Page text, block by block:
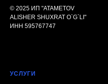
© 2025 ИП "ATAMETOV
ALISHER SHUXRAT O`G`LI"
ИНН 595767747
УСЛУГИ